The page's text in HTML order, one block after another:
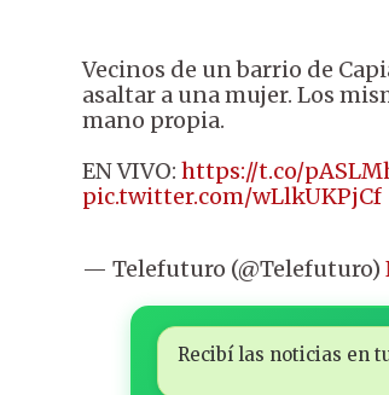
Vecinos de un barrio de
asaltar a una mujer. Los
mano propia.
EN VIVO: https://t.co/
pic.twitter.com/wLlkUKPjCf
— Telefuturo (@Telefuturo)
Recibí las noticias en